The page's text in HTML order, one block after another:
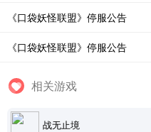
《口袋妖怪联盟》停服公告
《口袋妖怪联盟》停服公告
相关游戏
战无止境